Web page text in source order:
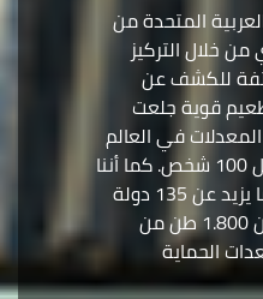
المتحدة من
خلال التركيز
للكشف عن
قوية جلعت
في العالم
من حيث التطعيمات لكل 100 شخص. كما أننا
ساهمنا في مساعدة ما يزيد عن 135 دولة
عن طريق إرسال أكثر من 1.800 طن من
الحماية